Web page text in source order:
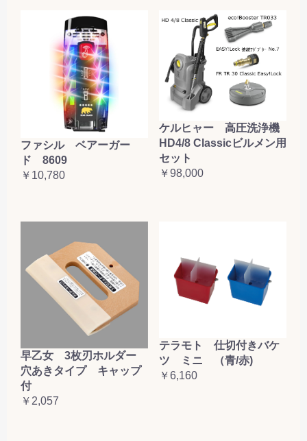
ファシル ベアーガー
ド 8609
￥10,780
ケルヒャー 高圧洗浄機
HD4/8 Classicビルメン用
セット
￥98,000
早乙女 3枚刃ホルダー
穴あきタイプ キャップ
付
￥2,057
テラモト 仕切付きバケ
ツ ミニ （青/赤)
￥6,160